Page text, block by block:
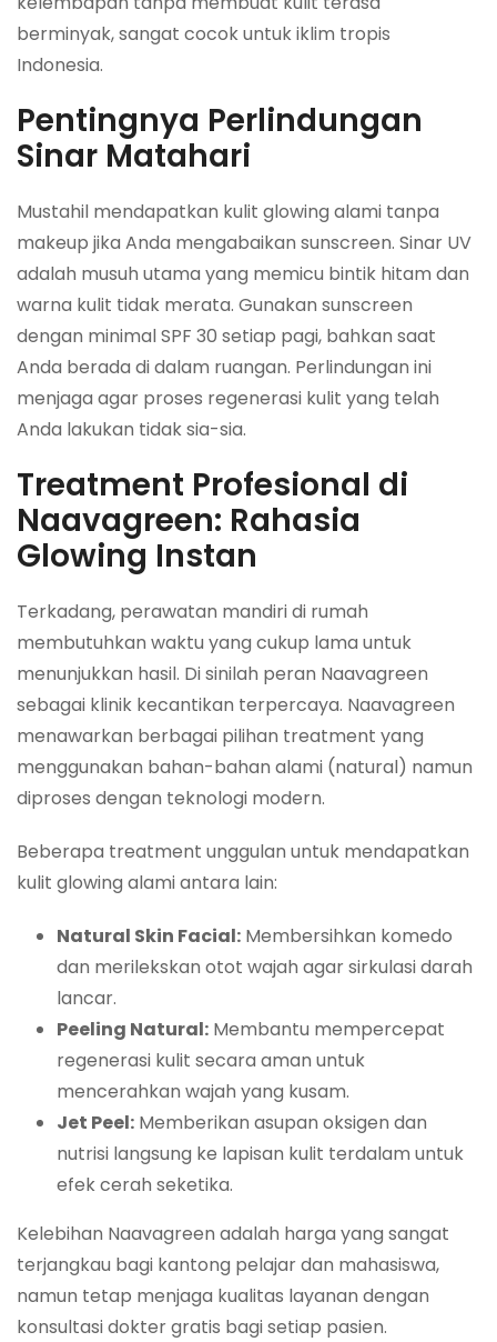
berminyak, sangat cocok untuk iklim tropis
Indonesia.
Pentingnya Perlindungan
Sinar Matahari
Mustahil mendapatkan kulit glowing alami tanpa
makeup jika Anda mengabaikan sunscreen. Sinar UV
adalah musuh utama yang memicu bintik hitam dan
warna kulit tidak merata. Gunakan sunscreen
dengan minimal SPF 30 setiap pagi, bahkan saat
Anda berada di dalam ruangan. Perlindungan ini
menjaga agar proses regenerasi kulit yang telah
Anda lakukan tidak sia-sia.
Treatment Profesional di
Naavagreen: Rahasia
Glowing Instan
Terkadang, perawatan mandiri di rumah
membutuhkan waktu yang cukup lama untuk
menunjukkan hasil. Di sinilah peran Naavagreen
sebagai klinik kecantikan terpercaya. Naavagreen
menawarkan berbagai pilihan treatment yang
menggunakan bahan-bahan alami (natural) namun
diproses dengan teknologi modern.
Beberapa treatment unggulan untuk mendapatkan
kulit glowing alami antara lain:
Natural Skin Facial: Membersihkan komedo
dan merilekskan otot wajah agar sirkulasi darah
lancar.
Peeling Natural: Membantu mempercepat
regenerasi kulit secara aman untuk
mencerahkan wajah yang kusam.
Jet Peel: Memberikan asupan oksigen dan
nutrisi langsung ke lapisan kulit terdalam untuk
efek cerah seketika.
Kelebihan Naavagreen adalah harga yang sangat
terjangkau bagi kantong pelajar dan mahasiswa,
namun tetap menjaga kualitas layanan dengan
konsultasi dokter gratis bagi setiap pasien.